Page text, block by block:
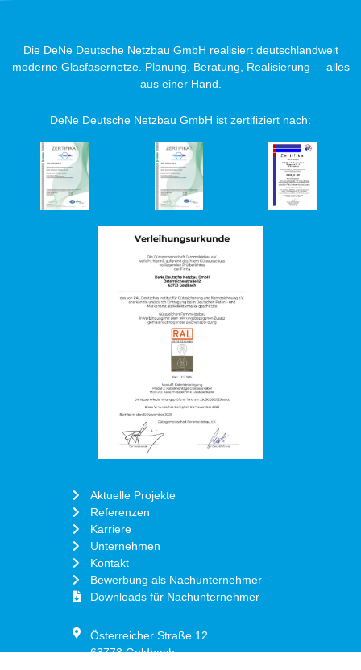
Die DeNe Deutsche Netzbau GmbH realisiert deutschlandweit
moderne Glasfasernetze. Planung, Beratung, Realisierung – alles
aus einer Hand.
DeNe Deutsche Netzbau GmbH ist zertifiziert nach:
Aktuelle Projekte
Referenzen
Karriere
Unternehmen
Kontakt
Bewerbung als Nachunternehmer
Downloads für Nachunternehmer
Österreicher Straße 12
63773 Goldbach